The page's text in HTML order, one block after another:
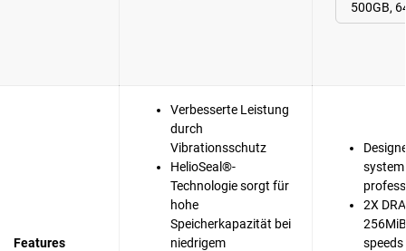
Features
Verbesserte Leistung
durch
Vibrationsschutz
HelioSeal®-
Technologie sorgt für
hohe
Speicherkapazität bei
niedrigem
2X